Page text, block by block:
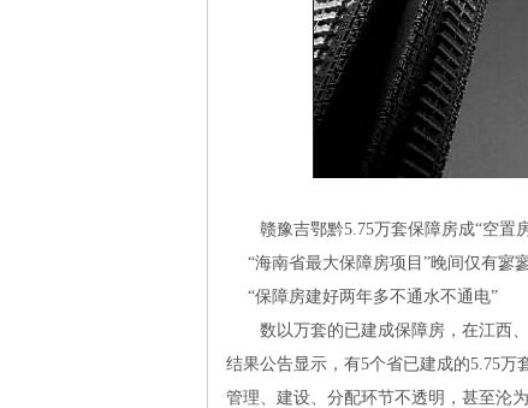
赣豫吉鄂黔5.75万套保障房成“空置
“海南省最大保障房项目”晚间仅有寥
“保障房建好两年多不通水不通电”
数以万套的已建成保障房，在江西、
结果公告显示，有5个省已建成的5.75万
管理、建设、分配环节不透明，甚至沦